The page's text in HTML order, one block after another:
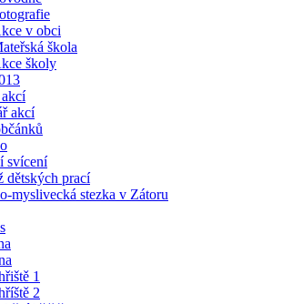
v obci
škola
školy
akcí
svícení
dětských prací
myslivecká stezka v Zátoru
1
2